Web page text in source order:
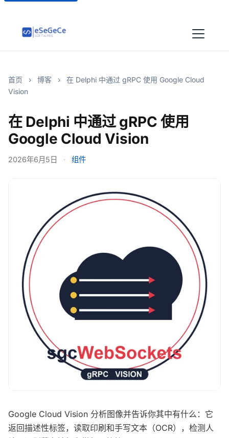
首页 › 博客 ›
在 Delphi 中通过 gRPC 使用 Google Cloud
Vision
在 Delphi 中通过 gRPC 使用
Google Cloud Vision
2026年6月5日 · 组件
Google Cloud Vision 分析图像并告诉你其中有什么：它
返回描述性标签，读取印刷和手写文本（OCR），检测人